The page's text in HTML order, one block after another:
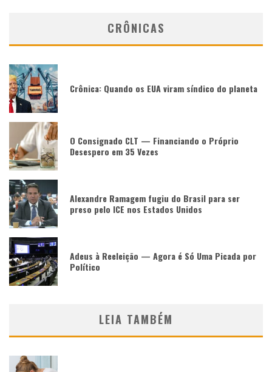
CRÔNICAS
Crônica: Quando os EUA viram síndico do planeta
O Consignado CLT — Financiando o Próprio
Desespero em 35 Vezes
Alexandre Ramagem fugiu do Brasil para ser
preso pelo ICE nos Estados Unidos
Adeus à Reeleição — Agora é Só Uma Picada por
Político
LEIA TAMBÉM